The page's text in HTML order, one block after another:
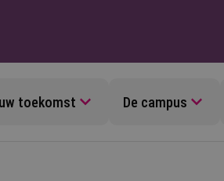
toekomst De campus